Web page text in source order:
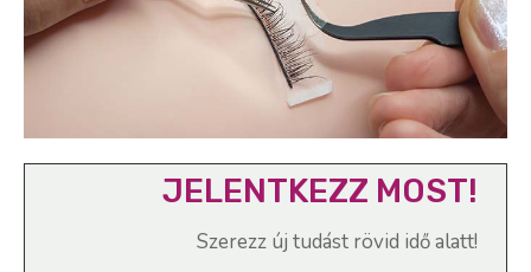
JELENTKEZZ MOST!
Szerezz új tudást rövid idő alatt!